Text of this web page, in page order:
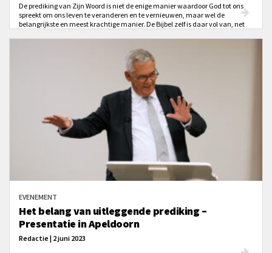
De prediking van Zijn Woord is niet de enige manier waardoor God tot ons
spreekt om ons leven te veranderen en te vernieuwen, maar wel de
belangrijkste en meest krachtige manier. De Bijbel zelf is daar vol van, net
EVENEMENT
Het belang van uitleggende prediking –
Presentatie in Apeldoorn
Redactie | 2 juni 2023